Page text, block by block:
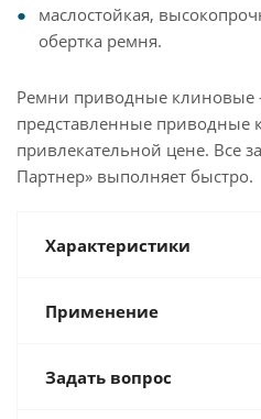
маслостойкая,
обертка ремня.
Ремни приводные клиновые
представленные
привлекательной цене. Все
Партнер» выполняет быстро.
Характеристики
Применение
Задать вопрос